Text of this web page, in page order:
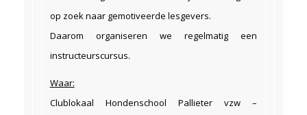
op zoek naar gemotiveerde lesgevers.
Daarom organiseren we regelmatig een
instructeurscursus.
Waar:
Clublokaal Hondenschool Pallieter vzw –